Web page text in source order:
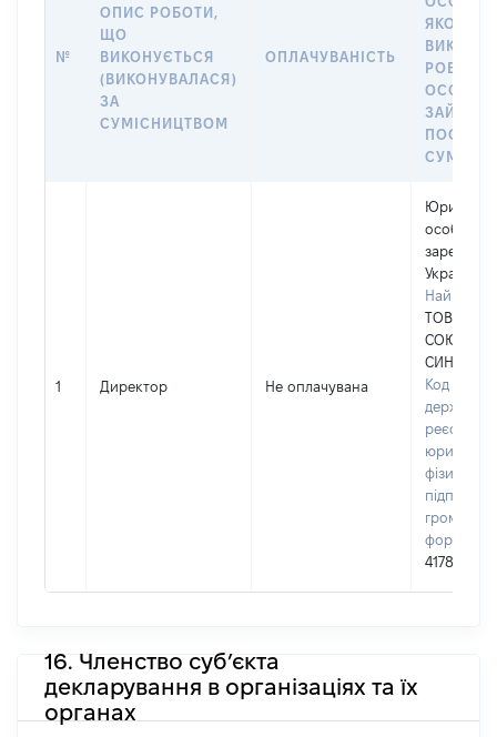
№
ОПИС РОБОТИ,
ЩО
ВИКОНУЄТЬСЯ
(ВИКОНУВАЛАСЯ)
ЗА
СУМІСНИЦТВОМ
ОПЛАЧУВАНІСТЬ
ЯКОЇ
РОБОТА
ОСОБА
ПОСАДУ
1 Директор Не оплачувана
Юридична
особа,
Україні
ТОВ
СОЮЗ
Код в
реєстрі
фізичних
41782852
16. Членство суб’єкта
декларування в організаціях та їх
органах